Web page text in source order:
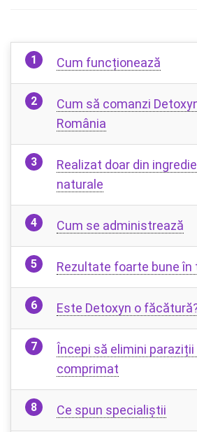
Cum funcționează
Cum să comanzi
România
Realizat doar din
naturale
Cum se administrează
Rezultate foarte bune
Este Detoxyn o
Începi să elimini paraziții
comprimat
Ce spun specialiștii